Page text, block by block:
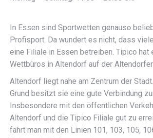
In Essen sind Sportwetten genauso
Profisport. Da wundert es nicht, dass
eine Filiale in Essen betreiben. Tipico hat
Wettbüros in Altendorf auf der
Altendorf liegt nahe am Zentrum der
Grund besitzt sie eine gute Verbindung
Insbesondere mit den öffentlichen
Altendorf und die Tipico Filiale gut zu
fährt man mit den Linien 101, 103, 105,